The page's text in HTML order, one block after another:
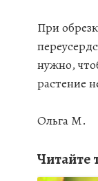
При
нужно,
растение
Ольга М.
Читайте